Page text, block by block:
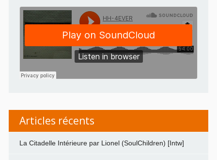
Articles récents
La Citadelle Intérieure par Lionel (SoulChildren) [Intw]